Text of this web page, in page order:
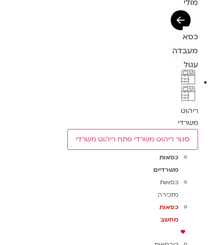
מולי
כסא
מעבדה
עגול
ריהוט
משרדי
סגור ריהוט משרדי פתח ריהוט משרדי
כסאות
משרדיים
כסאות
מזכירה
כסאות
מחשב